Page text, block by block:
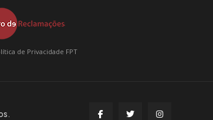
de Privacidade FPT